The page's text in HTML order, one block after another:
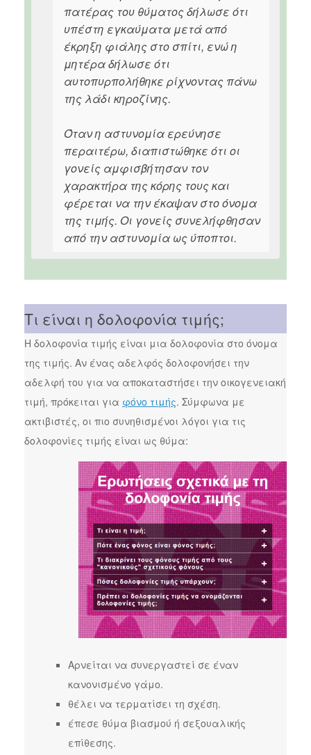
πατέρας του θύματος δήλωσε ότι
υπέστη εγκαύματα μετά από
έκρηξη φιάλης στο σπίτι, ενώ η
μητέρα δήλωσε ότι
αυτοπυρπολήθηκε ρίχνοντας πάνω
της λάδι κηροζίνης.
Όταν η αστυνομία ερεύνησε
περαιτέρω, διαπιστώθηκε ότι οι
γονείς αμφισβήτησαν τον
χαρακτήρα της κόρης τους και
φέρεται να την έκαψαν στο όνομα
της τιμής. Οι γονείς συνελήφθησαν
από την αστυνομία ως ύποπτοι.
Τι είναι η δολοφονία τιμής;
Η δολοφονία τιμής είναι μια δολοφονία στο όνομα
της τιμής. Αν ένας αδελφός δολοφονήσει την
αδελφή του για να αποκαταστήσει την οικογενειακή
τιμή, πρόκειται για φόνο τιμής. Σύμφωνα με
ακτιβιστές, οι πιο συνηθισμένοι λόγοι για τις
δολοφονίες τιμής είναι ως θύμα:
Αρνείται να συνεργαστεί σε έναν
κανονισμένο γάμο.
θέλει να τερματίσει τη σχέση.
έπεσε θύμα βιασμού ή σεξουαλικής
επίθεσης.